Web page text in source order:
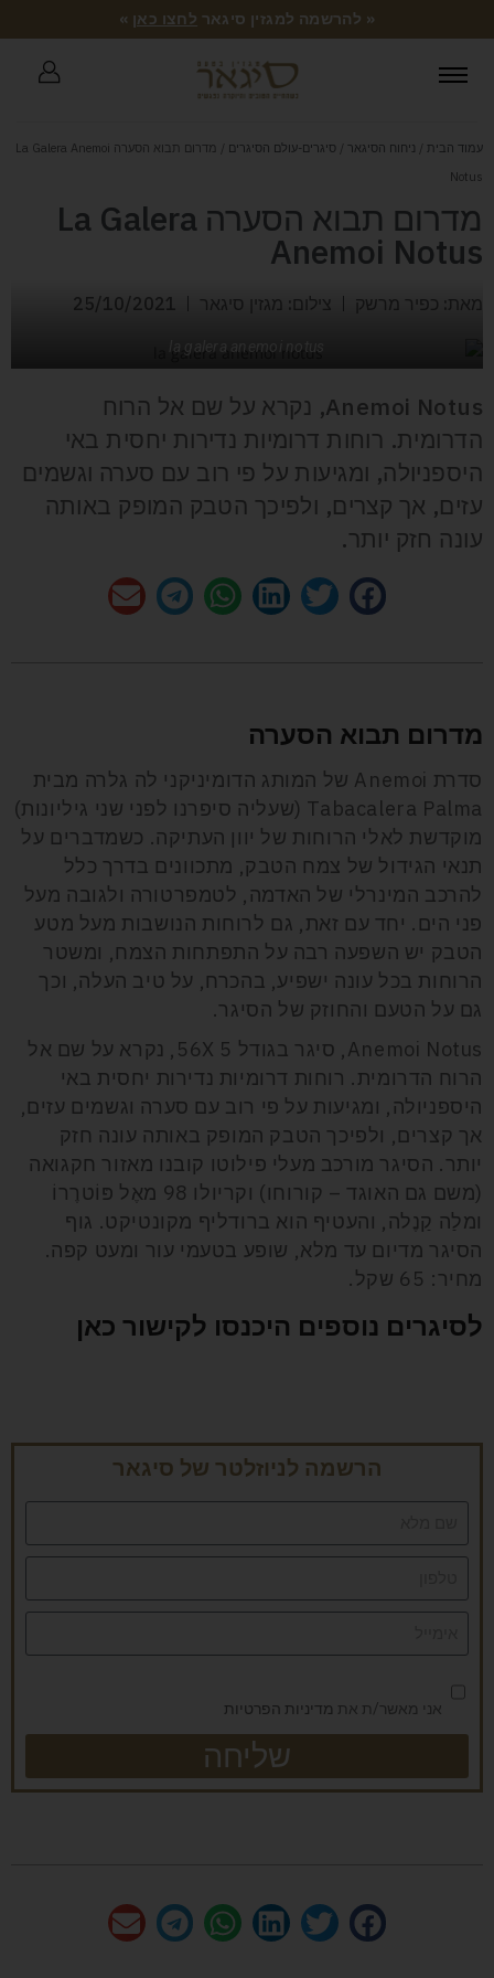
« להרשמה למגזין סיגאר לחצו כאן »
עמוד הבית / ניחוח הסיגאר / סיגרים-עולם הסיגרים
/ מדרום תבוא הסערה La Galera Anemoi
Notus
מדרום תבוא הסערה La Galera
Anemoi Notus
מאת: כפיר מרשק צילום: מגזין סיגאר 25/10/2021
la galera anemoi notus
Anemoi Notus, נקרא על שם אל הרוח
הדרומית. רוחות דרומיות נדירות יחסית באי
היספניולה, ומגיעות על פי רוב עם סערה וגשמים
עזים, אך קצרים, ולפיכך הטבק המופק באותה
עונה חזק יותר.
מדרום תבוא הסערה
סדרת Anemoi של המותג הדומיניקני לה גלרה מבית
Tabacalera Palma (שעליה סיפרנו לפני שני גיליונות)
מוקדשת לאלי הרוחות של יוון העתיקה. כשמדברים על
תנאי הגידול של צמח הטבק, מתכוונים בדרך כלל
להרכב המינרלי של האדמה, לטמפרטורה ולגובה מעל
פני הים. יחד עם זאת, גם לרוחות הנושבות מעל מטע
הטבק יש השפעה רבה על התפתחות הצמח, ומשטר
הרוחות בכל עונה ישפיע, בהכרח, על טיב העלה, וכך
גם על הטעם והחוזק של הסיגר.
Anemoi Notus, סיגר בגודל 5 56X, נקרא על שם אל
הרוח הדרומית. רוחות דרומיות נדירות יחסית באי
היספניולה, ומגיעות על פי רוב עם סערה וגשמים עזים,
אך קצרים, ולפיכך הטבק המופק באותה עונה חזק
יותר. הסיגר מורכב מעלי פילוטו קובנו מאזור חקגואה
(משם גם האוגד – קורוחו) וקריולו 98 מאֶל פּוֹטרֶרוֹ
ומלַה קַנֶלה, והעטיף הוא ברודליף מקונטיקט. גוף
הסיגר מדיום עד מלא, שופע בטעמי עור ומעט קפה.
מחיר: 65 שקל.
לסיגרים נוספים היכנסו לקישור כאן
הרשמה לניוזלטר של סיגאר
אני מאשר/ת את מדיניות הפרטיות
שליחה